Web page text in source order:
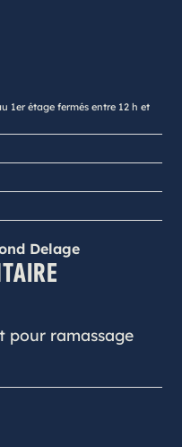
1er étage fermés entre 12 h et
Delage
pour ramassage